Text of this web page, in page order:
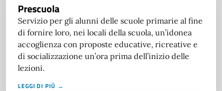
Prescuola
Servizio per gli alunni delle scuole primarie al fine
di fornire loro, nei locali della scuola, un’idonea
accoglienza con proposte educative, ricreative e
di socializzazione un’ora prima dell’inizio delle
lezioni.
LEGGI DI PIÙ →